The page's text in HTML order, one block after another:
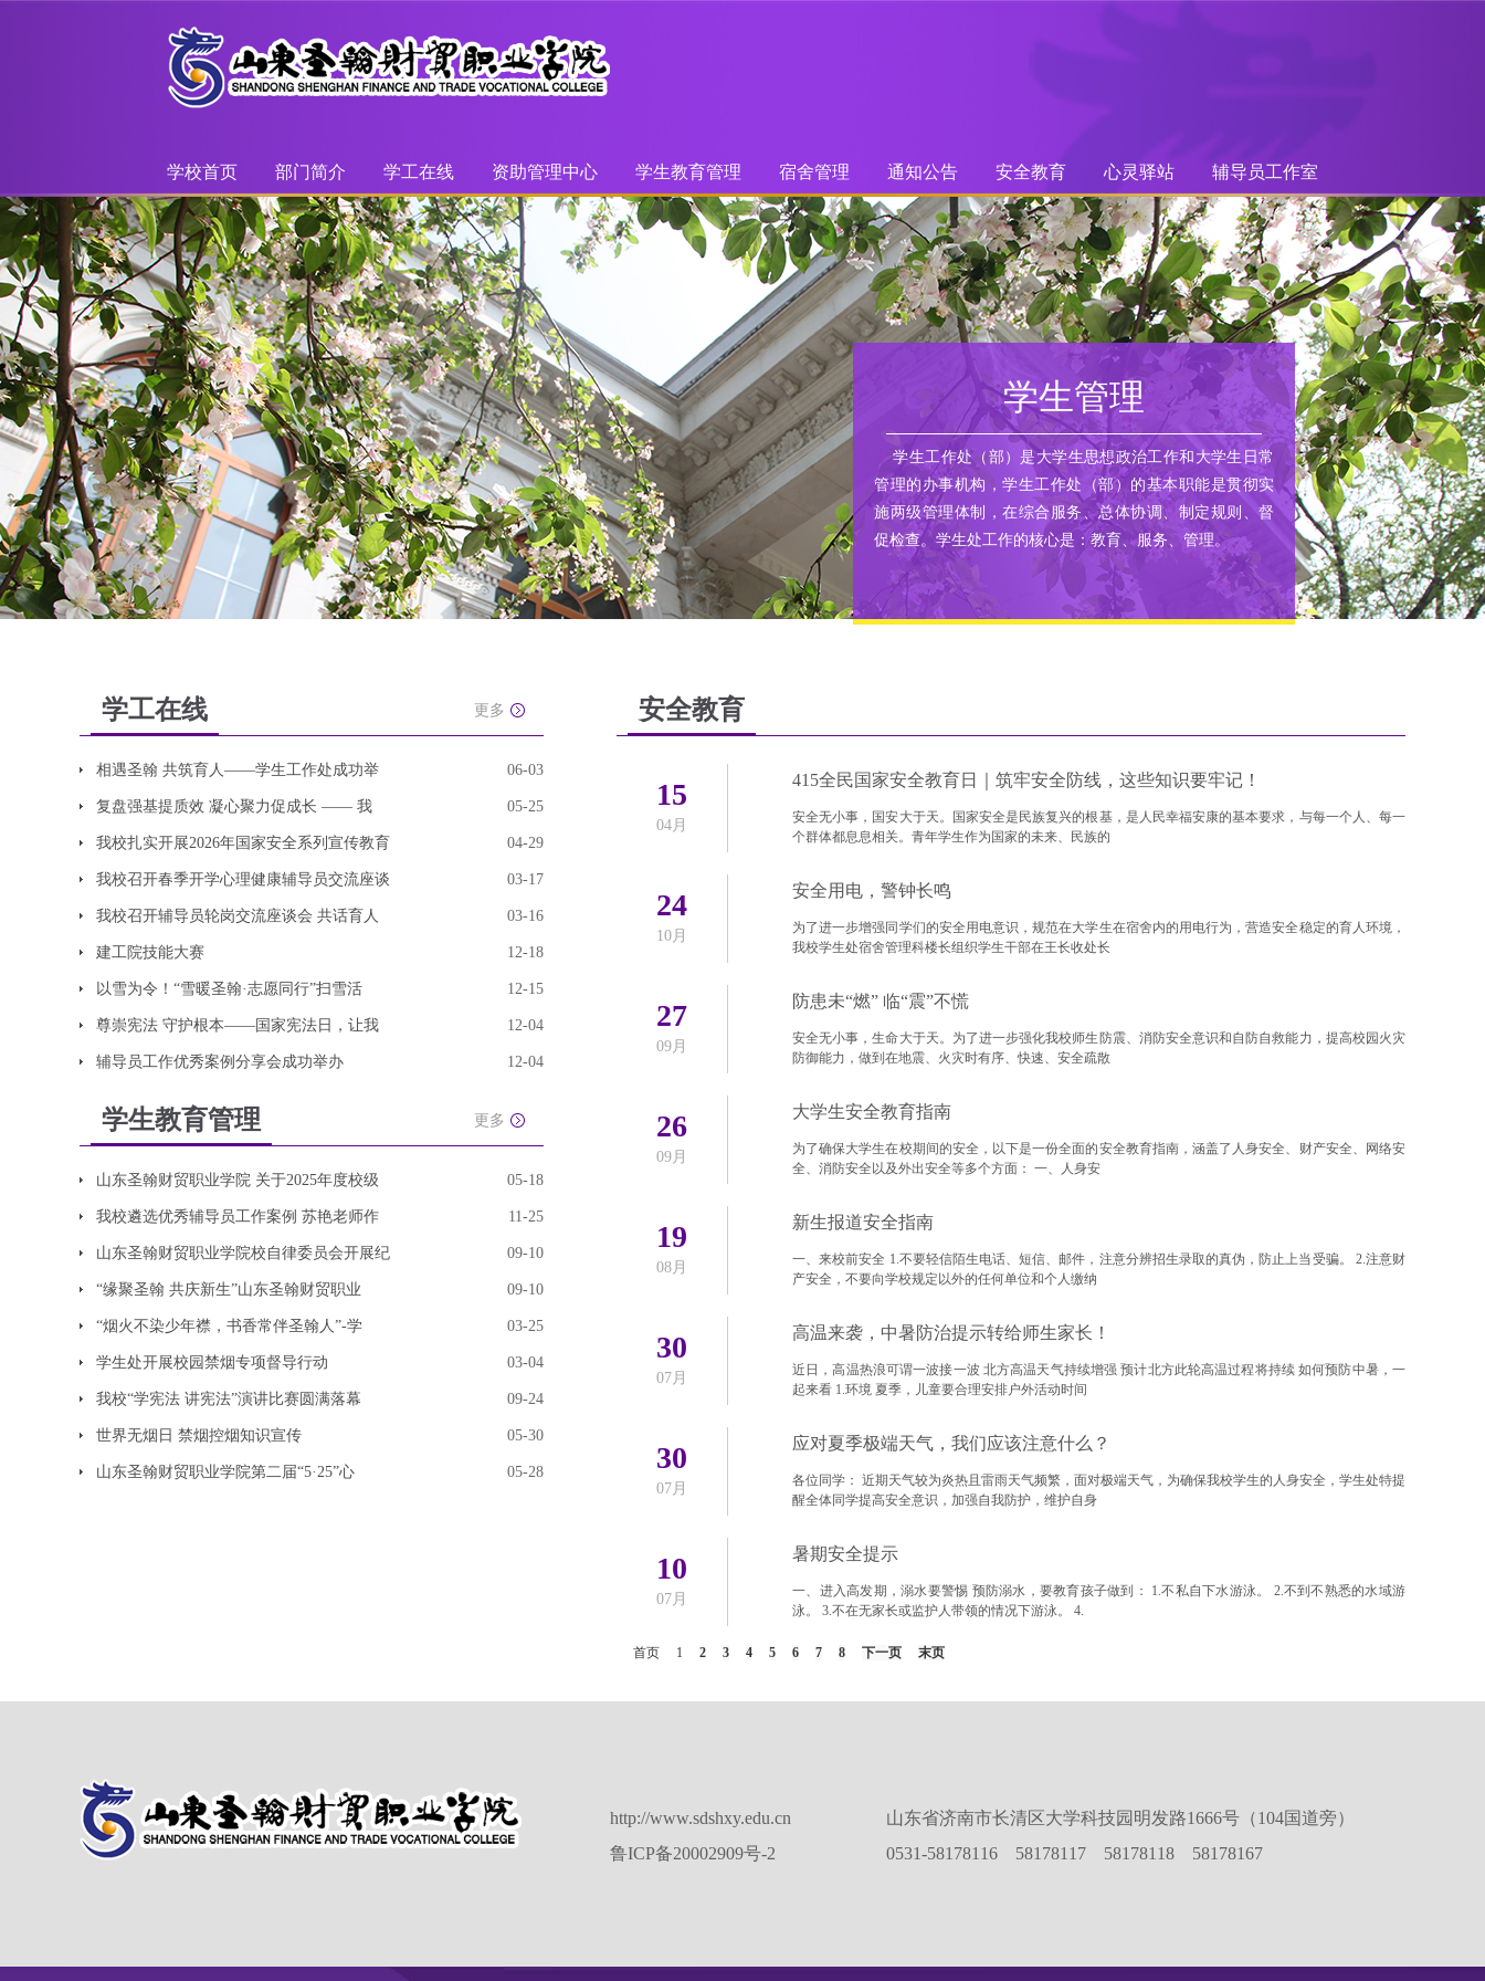
学校首页 部门简介 学工在线 资助管理中心 学生教育管理 宿舍管理 通知公告 安全教育 心灵驿站 辅导员工作室
学生管理
学生工作处（部）是大学生思想政治工作和大学生日常
管理的办事机构，学生工作处（部）的基本职能是贯彻实
施两级管理体制，在综合服务、总体协调、制定规则、督
促检查。学生处工作的核心是：教育、服务、管理。
学工在线 更多
相遇圣翰 共筑育人——学生工作处成功举 06-03
复盘强基提质效 凝心聚力促成长 —— 我 05-25
我校扎实开展2026年国家安全系列宣传教育 04-29
我校召开春季开学心理健康辅导员交流座谈 03-17
我校召开辅导员轮岗交流座谈会 共话育人 03-16
建工院技能大赛 12-18
以雪为令！“雪暖圣翰·志愿同行”扫雪活 12-15
尊崇宪法 守护根本——国家宪法日，让我 12-04
辅导员工作优秀案例分享会成功举办 12-04
学生教育管理 更多
山东圣翰财贸职业学院 关于2025年度校级 05-18
我校遴选优秀辅导员工作案例 苏艳老师作 11-25
山东圣翰财贸职业学院校自律委员会开展纪 09-10
“缘聚圣翰 共庆新生”山东圣翰财贸职业 09-10
“烟火不染少年襟，书香常伴圣翰人”-学 03-25
学生处开展校园禁烟专项督导行动 03-04
我校“学宪法 讲宪法”演讲比赛圆满落幕 09-24
世界无烟日 禁烟控烟知识宣传 05-30
山东圣翰财贸职业学院第二届“5·25”心 05-28
安全教育
15
04月
415全民国家安全教育日｜筑牢安全防线，这些知识要牢记！
安全无小事，国安大于天。国家安全是民族复兴的根基，是人民幸福安康的基本要求，与每一个人、每一
个群体都息息相关。青年学生作为国家的未来、民族的
24
10月
安全用电，警钟长鸣
为了进一步增强同学们的安全用电意识，规范在大学生在宿舍内的用电行为，营造安全稳定的育人环境，
我校学生处宿舍管理科楼长组织学生干部在王长收处长
27
09月
防患未“燃” 临“震”不慌
安全无小事，生命大于天。为了进一步强化我校师生防震、消防安全意识和自防自救能力，提高校园火灾
防御能力，做到在地震、火灾时有序、快速、安全疏散
26
09月
大学生安全教育指南
为了确保大学生在校期间的安全，以下是一份全面的安全教育指南，涵盖了人身安全、财产安全、网络安
全、消防安全以及外出安全等多个方面： 一、人身安
19
08月
新生报道安全指南
一、来校前安全 1.不要轻信陌生电话、短信、邮件，注意分辨招生录取的真伪，防止上当受骗。 2.注意财
产安全，不要向学校规定以外的任何单位和个人缴纳
30
07月
高温来袭，中暑防治提示转给师生家长！
近日，高温热浪可谓一波接一波 北方高温天气持续增强 预计北方此轮高温过程将持续 如何预防中暑，一
起来看 1.环境 夏季，儿童要合理安排户外活动时间
30
07月
应对夏季极端天气，我们应该注意什么？
各位同学： 近期天气较为炎热且雷雨天气频繁，面对极端天气，为确保我校学生的人身安全，学生处特提
醒全体同学提高安全意识，加强自我防护，维护自身
10
07月
暑期安全提示
一、进入高发期，溺水要警惕 预防溺水，要教育孩子做到： 1.不私自下水游泳。 2.不到不熟悉的水域游
泳。 3.不在无家长或监护人带领的情况下游泳。 4.
首页 1 2 3 4 5 6 7 8 下一页 末页
http://www.sdshxy.edu.cn
鲁ICP备20002909号-2
山东省济南市长清区大学科技园明发路1666号（104国道旁）
0531-58178116 58178117 58178118 58178167